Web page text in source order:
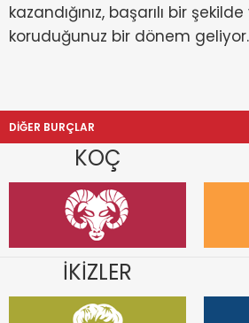
kazandığınız, başarılı bir
koruduğunuz bir dönem geliyor.
DİĞER BURÇLAR
KOÇ
İKİZLER